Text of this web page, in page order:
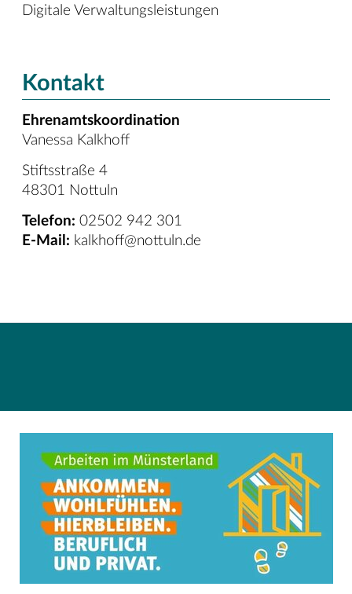
Digitale Verwaltungsleistungen
Kontakt
Ehrenamtskoordination
Vanessa Kalkhoff
Stiftsstraße 4
48301 Nottuln
Telefon: 02502 942 301
E-Mail: kalkhoff@nottuln.de